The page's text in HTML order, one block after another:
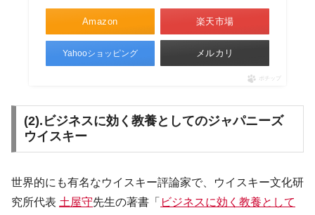
Amazon 楽天市場
Yahooショッピング メルカリ
ポチップ
(2).ビジネスに効く教養としてのジャパニーズ
ウイスキー
世界的にも有名なウイスキー評論家で、ウイスキー文化研
究所代表 土屋守先生の著書「 ビジネスに効く教養として